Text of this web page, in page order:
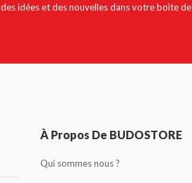
idées et des nouvelles dans votre boîte de
À Propos De BUDOSTORE
Qui sommes nous ?